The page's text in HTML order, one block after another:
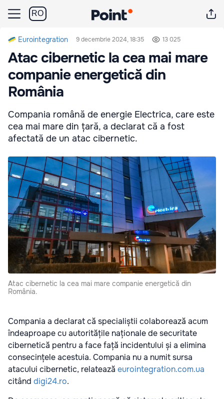
RO
Eurointegration 9 decembrie 2024, 18:35 13 025
Atac cibernetic la cea mai mare
companie energetică din
România
Compania română de energie Electrica, care este
cea mai mare din țară, a declarat că a fost
afectată de un atac cibernetic.
Atac cibernetic la cea mai mare companie energetică din
România.
Compania a declarat că specialiștii colaborează acum
îndeaproape cu autoritățile naționale de securitate
cibernetică pentru a face față incidentului și a elimina
consecințele acestuia. Compania nu a numit sursa
atacului cibernetic, relatează eurointegration.com.ua
citând digi24.ro.